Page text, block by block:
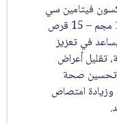
سي
1000 مجم – 15 قرص
تعزيز
أعراض
صحة
امتصاص